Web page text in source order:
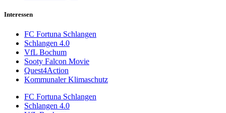
Interessen
FC Fortuna Schlangen
Schlangen 4.0
VfL Bochum
Sooty Falcon Movie
Quest4Action
Kommunaler Klimaschutz
FC Fortuna Schlangen
Schlangen 4.0